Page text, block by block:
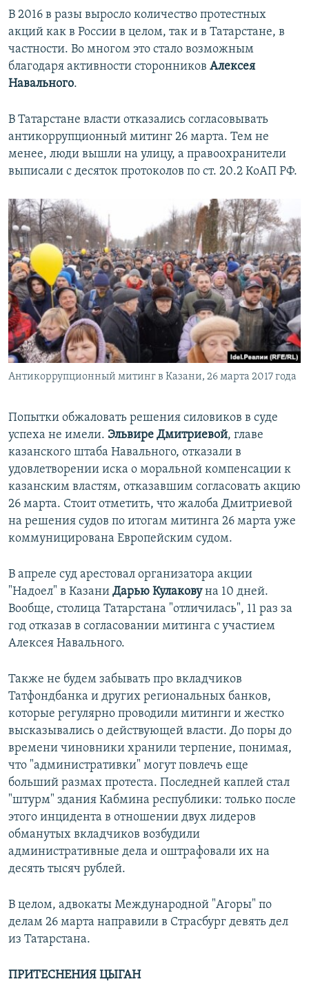
В 2016 в разы выросло количество протестных
акций как в России в целом, так и в Татарстане, в
частности. Во многом это стало возможным
благодаря активности сторонников Алексея
Навального.
В Татарстане власти отказались согласовывать
антикоррупционный митинг 26 марта. Тем не
менее, люди вышли на улицу, а правоохранители
выписали с десяток протоколов по ст. 20.2 КоАП РФ.
Антикоррупционный митинг в Казани, 26 марта 2017 года
Попытки обжаловать решения силовиков в суде
успеха не имели. Эльвире Дмитриевой, главе
казанского штаба Навального, отказали в
удовлетворении иска о моральной компенсации к
казанским властям, отказавшим согласовать акцию
26 марта. Стоит отметить, что жалоба Дмитриевой
на решения судов по итогам митинга 26 марта уже
коммуницирована Европейским судом.
В апреле суд арестовал организатора акции
"Надоел" в Казани Дарью Кулаковуна 10 дней.
Вообще, столица Татарстана "отличилась", 11 раз за
год отказав в согласовании митинга с участием
Алексея Навального.
Также не будем забывать про вкладчиков
Татфондбанка и других региональных банков,
которые регулярно проводили митинги и жестко
высказывались о действующей власти. До поры до
времени чиновники хранили терпение, понимая,
что "административки" могут повлечь еще
больший размах протеста. Последней каплей стал
"штурм" здания Кабмина республики: только после
этого инцидента в отношении двух лидеров
обманутых вкладчиков возбудили
административные дела и оштрафовали их на
десять тысяч рублей.
В целом, адвокаты Международной "Агоры" по
делам 26 марта направили в Страсбург девять дел
из Татарстана.
ПРИТЕСНЕНИЯ ЦЫГАН